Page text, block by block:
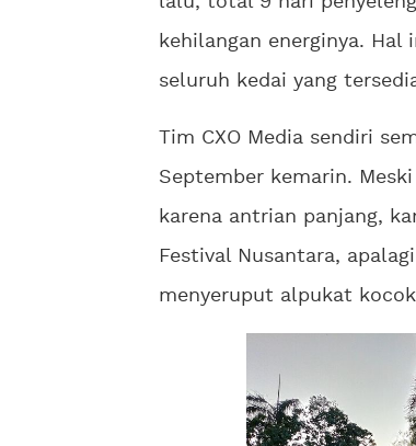
kehilangan energinya.
seluruh kedai yang
Tim CXO Media sendiri
September kemarin.
karena antrian panjang,
Festival Nusantara,
menyeruput alpukat